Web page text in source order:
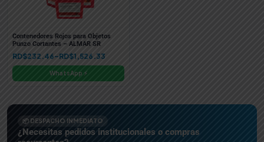
Contenedores Rojos para Objetos
Punzo Cortantes – ALMAR SR
RD$232.46–RD$1,526.33
Price
range:
RD$232.46WhatsApp ⚡
📦 DESPACHO INMEDIATO
¿Necesitas pedidos institucionales o compras